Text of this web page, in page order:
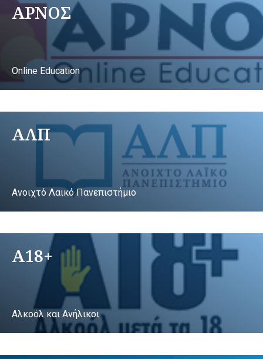
ΑΡΝΟΣ
Online Education
ΑΛΠ
Ανοιχτό Λαικό Πανεπιστήμιο
A18+
Αλκοόλ και Ανήλικοι